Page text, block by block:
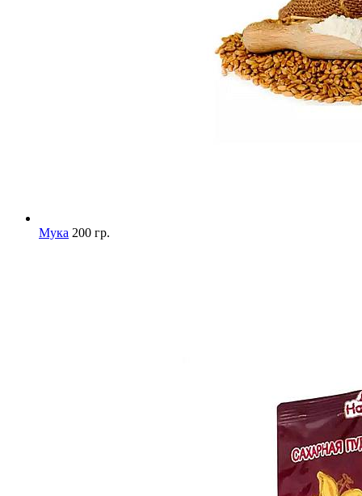
Мука 200 гр.